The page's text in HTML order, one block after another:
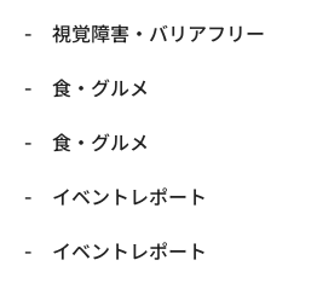
​視覚障害・バリアフリー
​食・グルメ
​食・グルメ
イベントレポート
イベントレポート